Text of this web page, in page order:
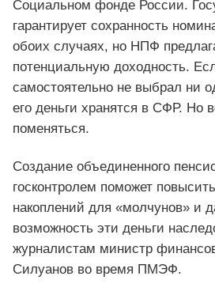
Социальном фонде России.
гарантирует сохранность
обоих случаях, но НПФ
потенциальную доходность.
самостоятельно не выбрал ни
его деньги хранятся в СФР. Но
поменяться.
Создание объединенного
госконтролем поможет
накоплений для «молчунов» и
возможность эти деньги
журналистам министр
Силуанов во время ПМЭФ.